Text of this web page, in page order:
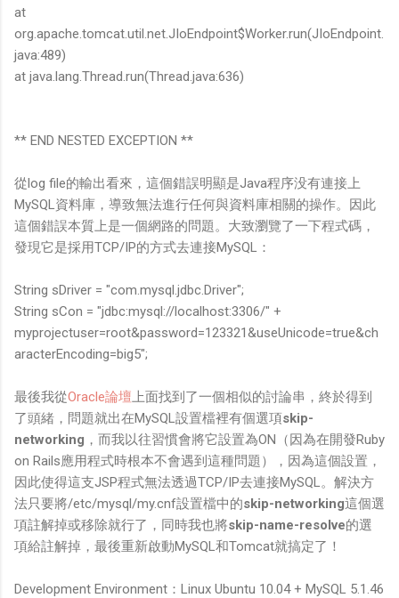
at
org.apache.tomcat.util.net.JIoEndpoint$Worker.run(JIoEndpoint.
java:489)
at java.lang.Thread.run(Thread.java:636)
** END NESTED EXCEPTION **
從log file的輸出看來，這個錯誤明顯是Java程序没有連接上
MySQL資料庫，導致無法進行任何與資料庫相關的操作。因此
這個錯誤本質上是一個網路的問題。大致瀏覽了一下程式碼，
發現它是採用TCP/IP的方式去連接MySQL：
String sDriver = "com.mysql.jdbc.Driver";
String sCon = "jdbc:mysql://localhost:3306/" +
myprojectuser=root&password=123321&useUnicode=true&ch
aracterEncoding=big5";
最後我從Oracle論壇 上面找到了一個相似的討論串，終於得到
了頭緒，問題就出在MySQL設置檔裡有個選項skip-
networking ，而我以往習慣會將它設置為ON（因為在開發Ruby
on Rails應用程式時根本不會遇到這種問題），因為這個設置，
因此使得這支JSP程式無法透過TCP/IP去連接MySQL。解決方
法只要將/etc/mysql/my.cnf設置檔中的skip-networking這個選
項註解掉或移除就行了，同時我也將skip-name-resolve的選
項給註解掉，最後重新啟動MySQL和Tomcat就搞定了！
Development Environment：Linux Ubuntu 10.04 + MySQL 5.1.46